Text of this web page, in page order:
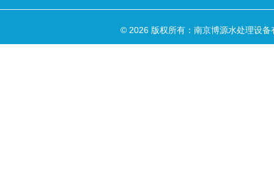
© 2026 版权所有：南京博源水处理设